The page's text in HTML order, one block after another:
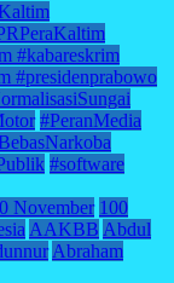
#kabareskrim
#presidenprabowo
#PeranMedia
#software
November 100
AAKBB Abdul
Abraham